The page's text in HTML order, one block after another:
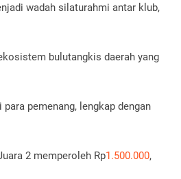
wadah silaturahmi antar klub,
bulutangkis daerah yang
para pemenang, lengkap dengan
2 memperoleh Rp1.500.000,